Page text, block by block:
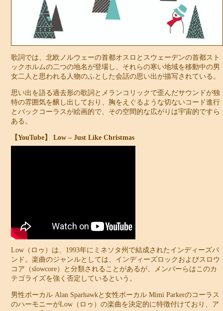
歌詞では、北欧ノルウェーの首都オスロとスウェーデンの首都スト
ックホルムの二つの地名が登場し、それらの寒い地域を移動中の男
女二人と思われる人物のふとした会話の思い出が描写されている。
思い出を語る過去形の歌詞とメランコリックで歪んだサウンドが独
特の雰囲気を醸し出しており、胸をえぐるような切ないコード進行
とバックコーラスが絵画的で、その空間的な広がりは宇宙的ですら
ある。
【YouTube】 Low – Just Like Christmas
Low（ロゥ）は、1993年にミネソタ州で結成されたインディーズバ
ンド。楽曲のジャンルとしては、インディーズロックおよびスロウ
コア（slowcore）と分類されることがあるが、メンバーらはこのカ
テゴライズを強く否定しているという。
男性ボーカル Alan Sparhawkと女性ボーカル Mimi Parkerのコーラス
のハーモニーがLow（ロゥ）の楽曲を決定的に特徴付けており、ア